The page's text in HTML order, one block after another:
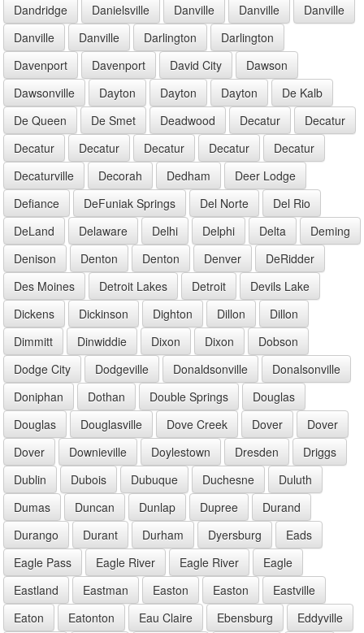
Dandridge
Danielsville Danville Danville
Danville
Danville
Danville Darlington
Darlington
Davenport
Davenport David City
Dawson
Dawsonville
Dayton Dayton Dayton
De Kalb
De Queen
De Smet Deadwood Decatur
Decatur
Decatur
Decatur Decatur Decatur
Decatur
Decaturville
Decorah Dedham
Deer Lodge
Defiance
DeFuniak Springs Del Norte
Del Rio
DeLand
Delaware Delhi Delphi Delta
Deming
Denison
Denton Denton Denver
DeRidder
Des Moines
Detroit Lakes Detroit
Devils Lake
Dickens
Dickinson Dighton Dillon
Dillon
Dimmitt
Dinwiddie Dixon Dixon
Dobson
Dodge City
Dodgeville Donaldsonville
Donalsonville
Doniphan
Dothan Double Springs
Douglas
Douglas
Douglasville Dove Creek Dover
Dover
Dover
Downieville Doylestown Dresden
Driggs
Dublin
Dubois Dubuque Duchesne
Duluth
Dumas
Duncan Dunlap Dupree
Durand
Durango
Durant Durham Dyersburg
Eads
Eagle Pass
Eagle River Eagle River
Eagle
Eastland
Eastman Easton Easton
Eastville
Eaton
Eatonton Eau Claire Ebensburg
Eddyville